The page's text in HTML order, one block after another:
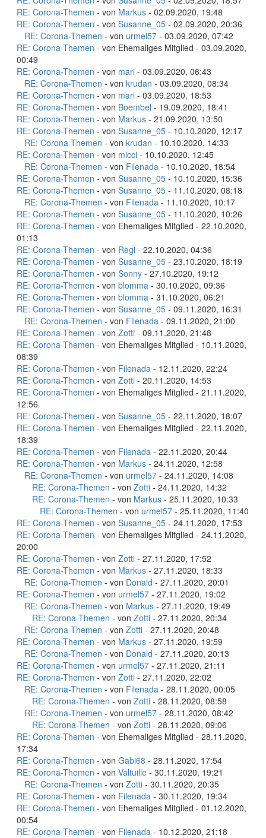
RE: Corona-Themen - von Markus - 02.09.2020, 19:48
RE: Corona-Themen - von Susanne_05 - 02.09.2020, 20:36
RE: Corona-Themen - von urmel57 - 03.09.2020, 07:42
RE: Corona-Themen - von Ehemaliges Mitglied - 03.09.2020,
00:49
RE: Corona-Themen - von mari - 03.09.2020, 06:43
RE: Corona-Themen - von krudan - 03.09.2020, 08:34
RE: Corona-Themen - von mari - 03.09.2020, 18:53
RE: Corona-Themen - von Boembel - 19.09.2020, 18:41
RE: Corona-Themen - von Markus - 21.09.2020, 13:50
RE: Corona-Themen - von Susanne_05 - 10.10.2020, 12:17
RE: Corona-Themen - von krudan - 10.10.2020, 14:33
RE: Corona-Themen - von micci - 10.10.2020, 12:45
RE: Corona-Themen - von Filenada - 10.10.2020, 18:54
RE: Corona-Themen - von Susanne_05 - 10.10.2020, 15:36
RE: Corona-Themen - von Susanne_05 - 11.10.2020, 08:18
RE: Corona-Themen - von Filenada - 11.10.2020, 10:17
RE: Corona-Themen - von Susanne_05 - 11.10.2020, 10:26
RE: Corona-Themen - von Ehemaliges Mitglied - 22.10.2020,
01:13
RE: Corona-Themen - von Regi - 22.10.2020, 04:36
RE: Corona-Themen - von Susanne_05 - 23.10.2020, 18:19
RE: Corona-Themen - von Sonny - 27.10.2020, 19:12
RE: Corona-Themen - von blomma - 30.10.2020, 09:36
RE: Corona-Themen - von blomma - 31.10.2020, 06:21
RE: Corona-Themen - von Susanne_05 - 09.11.2020, 16:31
RE: Corona-Themen - von Filenada - 09.11.2020, 21:00
RE: Corona-Themen - von Zotti - 09.11.2020, 21:48
RE: Corona-Themen - von Ehemaliges Mitglied - 10.11.2020,
08:39
RE: Corona-Themen - von Filenada - 12.11.2020, 22:24
RE: Corona-Themen - von Zotti - 20.11.2020, 14:53
RE: Corona-Themen - von Ehemaliges Mitglied - 21.11.2020,
12:56
RE: Corona-Themen - von Susanne_05 - 22.11.2020, 18:07
RE: Corona-Themen - von Ehemaliges Mitglied - 22.11.2020,
18:39
RE: Corona-Themen - von Filenada - 22.11.2020, 20:44
RE: Corona-Themen - von Markus - 24.11.2020, 12:58
RE: Corona-Themen - von urmel57 - 24.11.2020, 14:08
RE: Corona-Themen - von Zotti - 24.11.2020, 14:32
RE: Corona-Themen - von Markus - 25.11.2020, 10:33
RE: Corona-Themen - von urmel57 - 25.11.2020, 11:40
RE: Corona-Themen - von Susanne_05 - 24.11.2020, 17:53
RE: Corona-Themen - von Ehemaliges Mitglied - 24.11.2020,
20:00
RE: Corona-Themen - von Zotti - 27.11.2020, 17:52
RE: Corona-Themen - von Markus - 27.11.2020, 18:33
RE: Corona-Themen - von Donald - 27.11.2020, 20:01
RE: Corona-Themen - von urmel57 - 27.11.2020, 19:02
RE: Corona-Themen - von Markus - 27.11.2020, 19:49
RE: Corona-Themen - von Zotti - 27.11.2020, 20:34
RE: Corona-Themen - von Zotti - 27.11.2020, 20:48
RE: Corona-Themen - von Markus - 27.11.2020, 19:59
RE: Corona-Themen - von Donald - 27.11.2020, 20:13
RE: Corona-Themen - von urmel57 - 27.11.2020, 21:11
RE: Corona-Themen - von Zotti - 27.11.2020, 22:02
RE: Corona-Themen - von Filenada - 28.11.2020, 00:05
RE: Corona-Themen - von Zotti - 28.11.2020, 08:58
RE: Corona-Themen - von urmel57 - 28.11.2020, 08:42
RE: Corona-Themen - von Zotti - 28.11.2020, 09:06
RE: Corona-Themen - von Ehemaliges Mitglied - 28.11.2020,
17:34
RE: Corona-Themen - von Gabi68 - 28.11.2020, 17:54
RE: Corona-Themen - von Valtuille - 30.11.2020, 19:21
RE: Corona-Themen - von Zotti - 30.11.2020, 20:35
RE: Corona-Themen - von Filenada - 30.11.2020, 19:34
RE: Corona-Themen - von Ehemaliges Mitglied - 01.12.2020,
00:54
RE: Corona-Themen - von Filenada - 10.12.2020, 21:18